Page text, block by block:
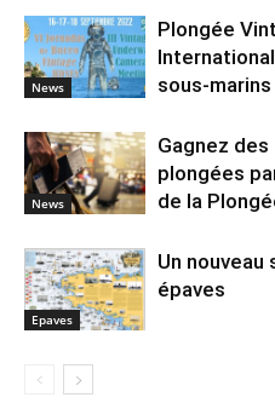
News
Plongée
sous-
News
Gagnez
plongées
de la
Epaves
Un nouveau
épaves